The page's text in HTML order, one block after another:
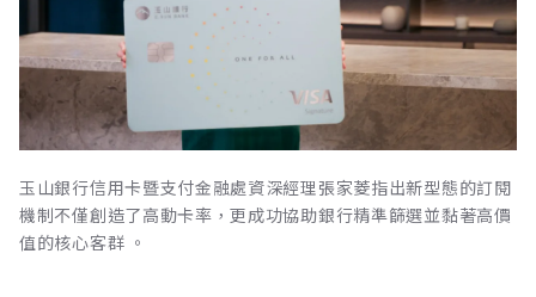
玉山銀行信用卡暨支付金融處資深經理張家菱指出新型態的訂閱
機制不僅創造了高動卡率，更成功協助銀行精準篩選並黏著高價
值的核心客群 。